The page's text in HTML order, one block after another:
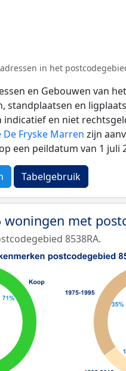
in het
en Gebouwen van
standplaatsen en
en niet
Fryske Marren zijn
een peildatum van 1
Tabelgebruik
met
8538RA.